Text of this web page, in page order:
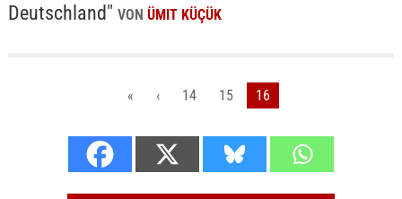
Deutschland" VON ÜMIT KÜÇÜK
« ‹ 14 15 16